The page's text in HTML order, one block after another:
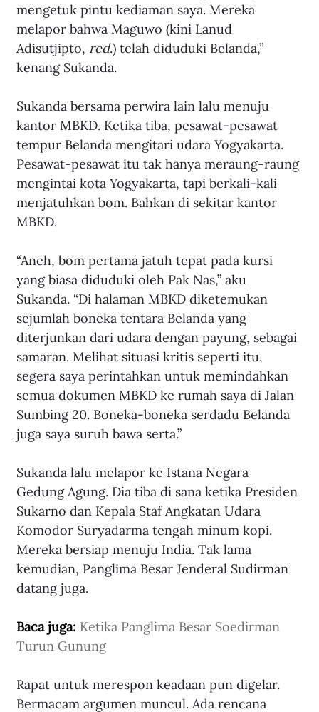
mengetuk pintu kediaman saya. Mereka
melapor bahwa Maguwo (kini Lanud
Adisutjipto, red.) telah diduduki Belanda,”
kenang Sukanda.
Sukanda bersama perwira lain lalu menuju
kantor MBKD. Ketika tiba, pesawat-pesawat
tempur Belanda mengitari udara Yogyakarta.
Pesawat-pesawat itu tak hanya meraung-raung
mengintai kota Yogyakarta, tapi berkali-kali
menjatuhkan bom. Bahkan di sekitar kantor
MBKD.
“Aneh, bom pertama jatuh tepat pada kursi
yang biasa diduduki oleh Pak Nas,” aku
Sukanda. “Di halaman MBKD diketemukan
sejumlah boneka tentara Belanda yang
diterjunkan dari udara dengan payung, sebagai
samaran. Melihat situasi kritis seperti itu,
segera saya perintahkan untuk memindahkan
semua dokumen MBKD ke rumah saya di Jalan
Sumbing 20. Boneka-boneka serdadu Belanda
juga saya suruh bawa serta.”
Sukanda lalu melapor ke Istana Negara
Gedung Agung. Dia tiba di sana ketika Presiden
Sukarno dan Kepala Staf Angkatan Udara
Komodor Suryadarma tengah minum kopi.
Mereka bersiap menuju India. Tak lama
kemudian, Panglima Besar Jenderal Sudirman
datang juga.
Baca juga: Ketika Panglima Besar Soedirman
Turun Gunung
Rapat untuk merespon keadaan pun digelar.
Bermacam argumen muncul. Ada rencana